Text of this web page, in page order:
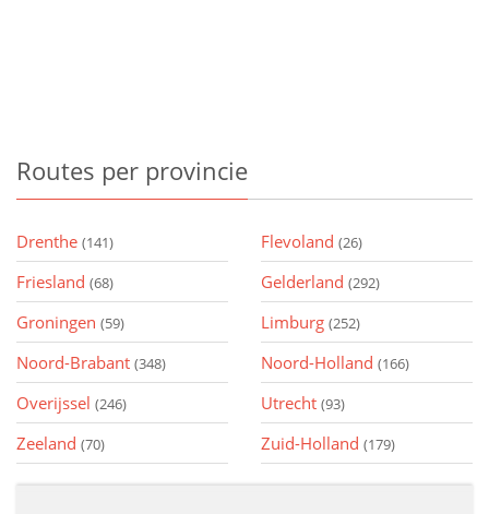
Routes per provincie
Drenthe (141) Flevoland (26)
Friesland (68) Gelderland (292)
Groningen (59) Limburg (252)
Noord-Brabant (348) Noord-Holland (166)
Overijssel (246) Utrecht (93)
Zeeland (70) Zuid-Holland (179)